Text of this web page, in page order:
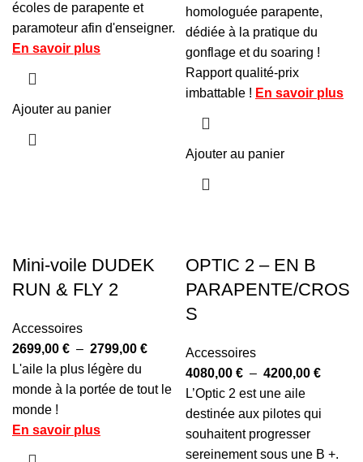
écoles de parapente et
paramoteur afin d'enseigner.
En savoir plus
Ajouter au panier
homologuée parapente,
dédiée à la pratique du
gonflage et du soaring !
Rapport qualité-prix
imbattable ! En savoir plus
Ajouter au panier
Mini-voile DUDEK
RUN & FLY 2
Accessoires
2699,00 € – 2799,00 €
L'aile la plus légère du
monde à la portée de tout le
monde !
En savoir plus
OPTIC 2 – EN B
PARAPENTE/CROS
S
Accessoires
4080,00 € – 4200,00 €
L’Optic 2 est une aile
destinée aux pilotes qui
souhaitent progresser
sereinement sous une B +.